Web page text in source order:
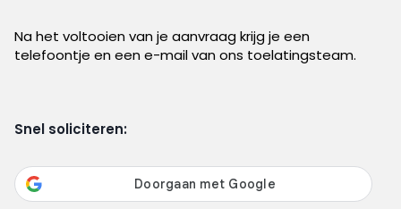
Na het voltooien van je aanvraag krijg je een
telefoontje en een e-mail van ons toelatingsteam.
Snel soliciteren: